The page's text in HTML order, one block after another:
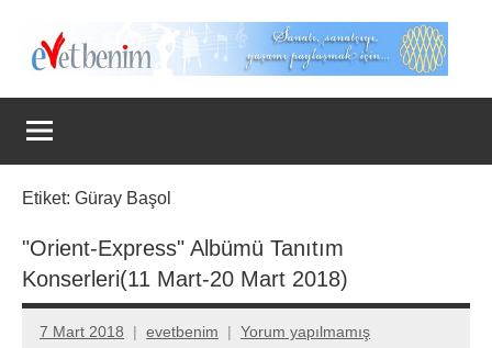
Evet
Benim
Etiket: Güray Başol
"Orient-Express" Albümü Tanıtım
Konserleri(11 Mart-20 Mart 2018)
7 Mart 2018 evetbenim Yorum yapılmamış